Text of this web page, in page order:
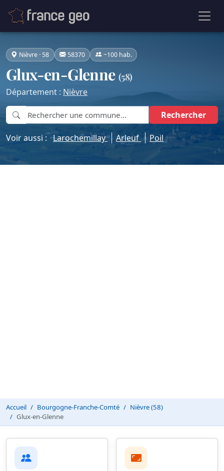
Nièvre · 58 58370 ~100 hab.
Glux-en-Glenne (58)
Département : Nièvre
Rechercher
Voir aussi :Larochemillay Arleuf Poil
Accueil Bourgogne-Franche-Comté
Nièvre (58)
Glux-en-Glenne